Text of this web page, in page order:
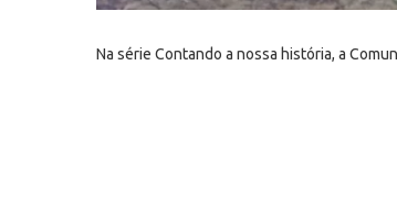
Na série Contando a nossa história, a